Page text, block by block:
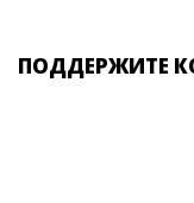
ПОДДЕРЖИТЕ